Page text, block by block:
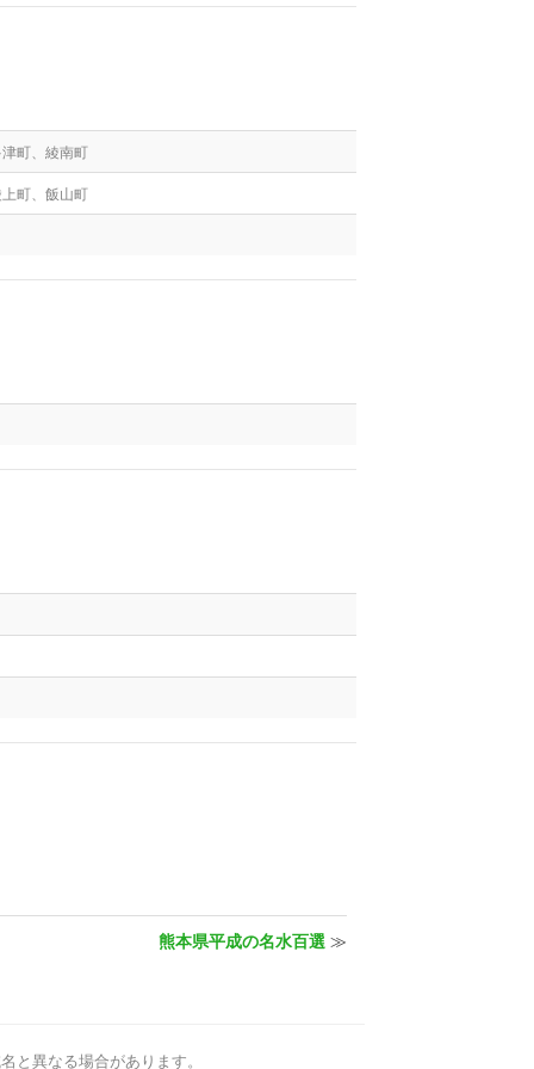
町、綾南町
町、飯山町
熊本県平成の名水百選≫
異なる場合があります。